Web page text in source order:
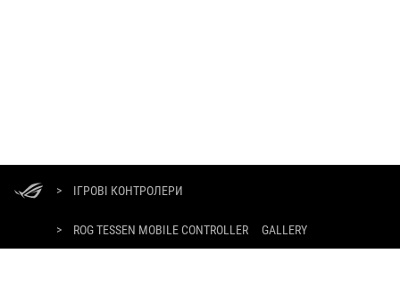
Footer
> ІГРОВІ КОНТРОЛЕРИ
> ROG TESSEN MOBILE CONTROLLER GALLERY